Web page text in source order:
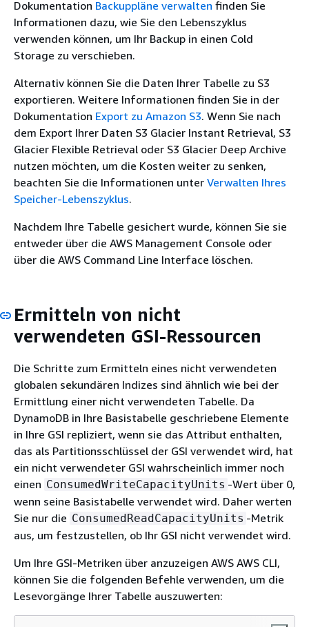
Dokumentation Backuppläne verwalten finden Sie
Informationen dazu, wie Sie den Lebenszyklus
verwenden können, um Ihr Backup in einen Cold
Storage zu verschieben.
Alternativ können Sie die Daten Ihrer Tabelle zu S3
exportieren. Weitere Informationen finden Sie in der
Dokumentation Export zu Amazon S3. Wenn Sie nach
dem Export Ihrer Daten S3 Glacier Instant Retrieval, S3
Glacier Flexible Retrieval oder S3 Glacier Deep Archive
nutzen möchten, um die Kosten weiter zu senken,
beachten Sie die Informationen unter Verwalten Ihres
Speicher-Lebenszyklus.
Nachdem Ihre Tabelle gesichert wurde, können Sie sie
entweder über die AWS Management Console oder
über die AWS Command Line Interface löschen.
Ermitteln von nicht
verwendeten GSI-Ressourcen
Die Schritte zum Ermitteln eines nicht verwendeten
globalen sekundären Indizes sind ähnlich wie bei der
Ermittlung einer nicht verwendeten Tabelle. Da
DynamoDB in Ihre Basistabelle geschriebene Elemente
in Ihre GSI repliziert, wenn sie das Attribut enthalten,
das als Partitionsschlüssel der GSI verwendet wird, hat
ein nicht verwendeter GSI wahrscheinlich immer noch
einen ConsumedWriteCapacityUnits -Wert über 0,
wenn seine Basistabelle verwendet wird. Daher werten
Sie nur die ConsumedReadCapacityUnits -Metrik
aus, um festzustellen, ob Ihr GSI nicht verwendet wird.
Um Ihre GSI-Metriken über anzuzeigen AWS AWS CLI,
können Sie die folgenden Befehle verwenden, um die
Lesevorgänge Ihrer Tabelle auszuwerten: